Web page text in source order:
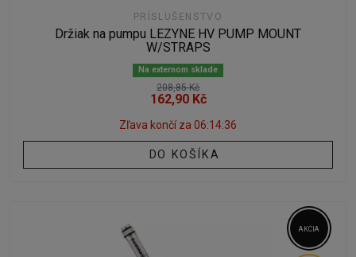
PRÍSLUŠENSTVO
Držiak na pumpu LEZYNE HV PUMP MOUNT
W/STRAPS
Na externom sklade
208,85 Kč
162,90 Kč
Zľava končí za 06:14:35
DO KOŠÍKA
AKCIA